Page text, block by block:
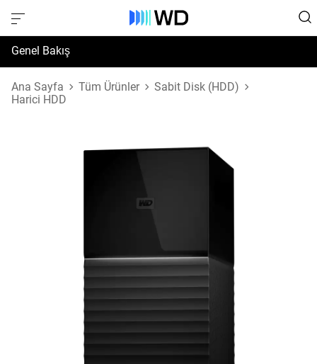
Genel Bakış
Özellikler
Ana Sayfa Tüm Ürünler
Sabit Disk (HDD)
Harici HDD